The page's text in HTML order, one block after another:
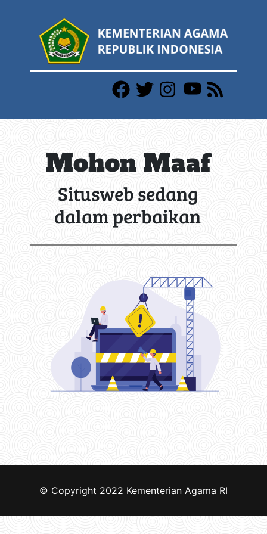
Mohon Maaf
Situsweb sedang
dalam perbaikan
© Copyright 2022 Kementerian Agama RI